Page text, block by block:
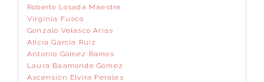
Roberto Losada Maestre
Virginia Fusco
Gonzalo Velasco Arias
Alicia García Ruiz
Antonio Gómez Ramos
Laura Baamonde Gómez
Ascensión Elvira Perales